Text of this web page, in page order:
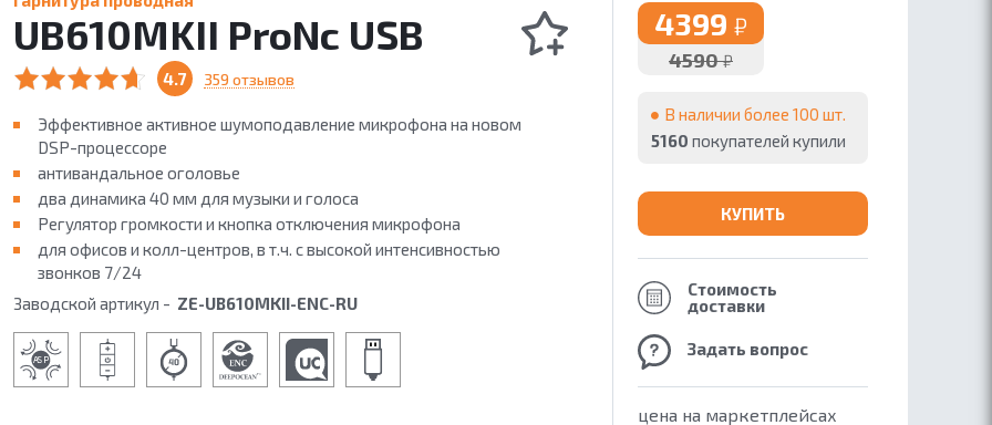
UB610MKII ProNс USB
4.7 359 отзывов
Эффективное активное шумоподавление микрофона на новом
DSP-процессоре
антивандальное оголовье
два динамика 40 мм для музыки и голоса
Регулятор громкости и кнопка отключения микрофона
для офисов и колл-центров, в т.ч. с высокой интенсивностью
звонков 7/24
Заводской артикул - ZE-UB610MKII-ENC-RU
4399 ₽
4590₽
В наличии более 100 шт.
5160 покупателей купили
КУПИТЬ
Стоимость
доставки
Задать вопрос
цена на маркетплейсах